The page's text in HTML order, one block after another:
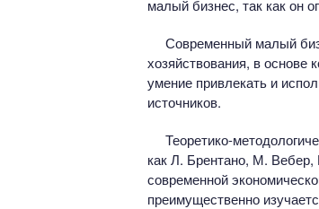
малый бизнес, так как он
Современный малый
хозяйствования, в основе
умение привлекать и
источников.
Теоретико-
как Л. Брентано, М.
современной
преимущественно